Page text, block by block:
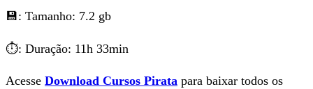
💾: Tamanho: 7.2 gb
⏱: Duração: 11h 33min
Acesse Download Cursos Pirata para baixar todos os